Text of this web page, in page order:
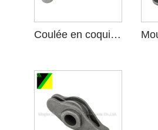
Coulée en coquille pour bielle